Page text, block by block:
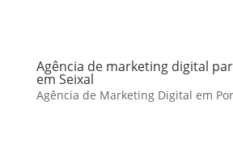
Agência de marketing digital
em Seixal
Agência de Marketing Digital em